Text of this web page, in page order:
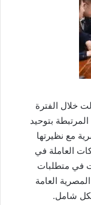
خلال الفترة
بتوحيد
مع نظيرتها
العاملة في
في متطلبات
العامة
شامل.